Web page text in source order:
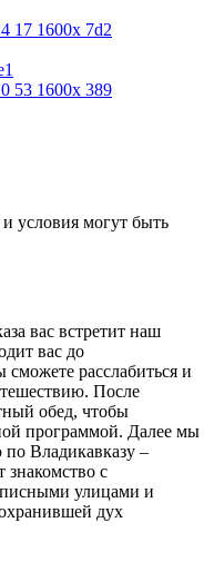
условия могут быть
вас встретит наш
вас до
расслабиться и
После
обед, чтобы
программой. Далее мы
Владикавказу –
с
улицами и
дух